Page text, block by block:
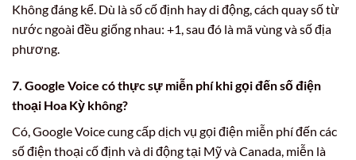
Không đáng kể. Dù là số cố định hay di động, cách quay số từ
nước ngoài đều giống nhau: +1, sau đó là mã vùng và số địa
phương.
7. Google Voice có thực sự miễn phí khi gọi đến số điện
thoại Hoa Kỳ không?
Có, Google Voice cung cấp dịch vụ gọi điện miễn phí đến các
số điện thoại cố định và di động tại Mỹ và Canada, miễn là